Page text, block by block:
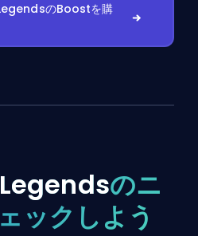
のBoostを購
のニ
ックしよう